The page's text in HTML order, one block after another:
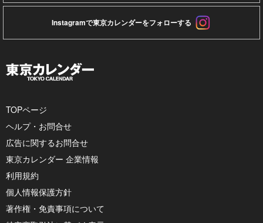
Instagramで東京カレンダーをフォローする
TOPページ
ヘルプ・お問合せ
広告に関するお問合せ
東京カレンダー 企業情報
利用規約
個人情報保護方針
著作権・免責事項について